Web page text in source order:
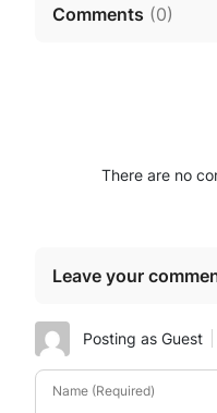
Comments (0)
There are no
Leave your
Posting as Guest
Name (Required)